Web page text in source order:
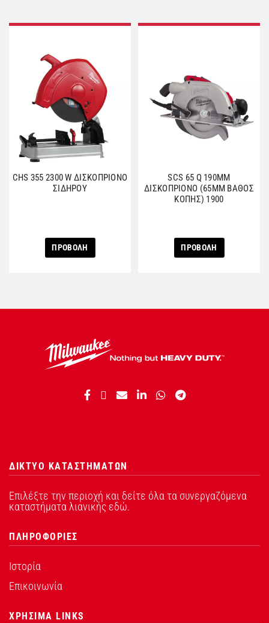
CHS 355 2300 W ΔΙΣΚΟΠΡΙΟΝΟ
ΣΙΔΗΡΟΥ
ΠΡΟΒΟΛΗ
SCS 65 Q 190MM
ΔΙΣΚΟΠΡΙΟΝΟ (65ΜΜ ΒΑΘΟΣ
ΚΟΠΗΣ) 1900
ΠΡΟΒΟΛΗ
ΔΙΚΤΥΟ ΚΑΤΑΣΤΗΜΑΤΩΝ
Επιλέξτε την περιοχή και δείτε όλα τα συνεργαζόμενα
καταστήματα λιανικής εδώ.
ΠΛΗΡΟΦΟΡΙΕΣ
Ιστορία
Επικοινωνία
ΧΡΗΣΙΜΑ LINKS